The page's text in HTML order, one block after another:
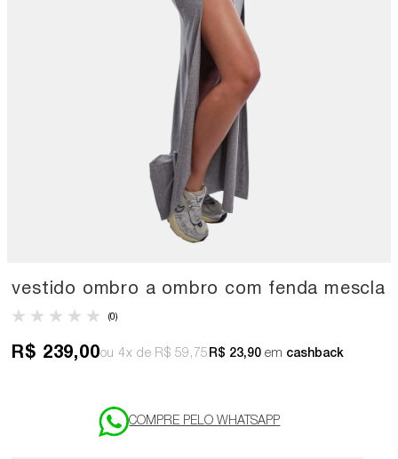
vestido ombro a ombro com fenda mescla
(0)
R$ 239,00 4x R$ 59,75 R$ 23,90em cashback